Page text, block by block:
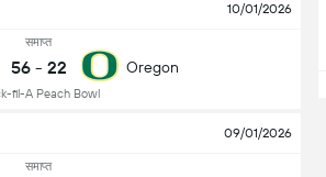
10/01/2026
समाप्त
56 - 22
fil-A Peach Bowl
Oregon
09/01/2026
समाप्त